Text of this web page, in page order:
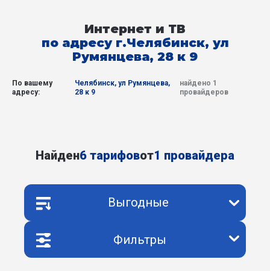
Интернет и ТВ
по адресу г.Челябинск, ул
Румянцева, 28 к 9
По вашему
адресу:
Челябинск, ул Румянцева,
28 к 9
найдено 1
провайдеров
Найден6 тарифовот1 провайдера
Выгодные
Фильтры